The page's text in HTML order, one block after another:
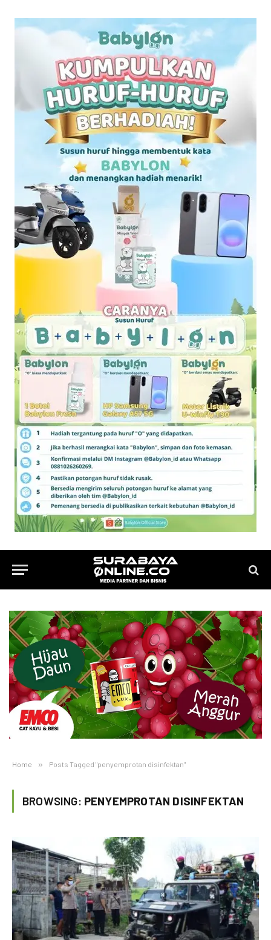
Home » Posts Tagged "penyemprotan disinfektan"
BROWSING: PENYEMPROTAN DISINFEKTAN